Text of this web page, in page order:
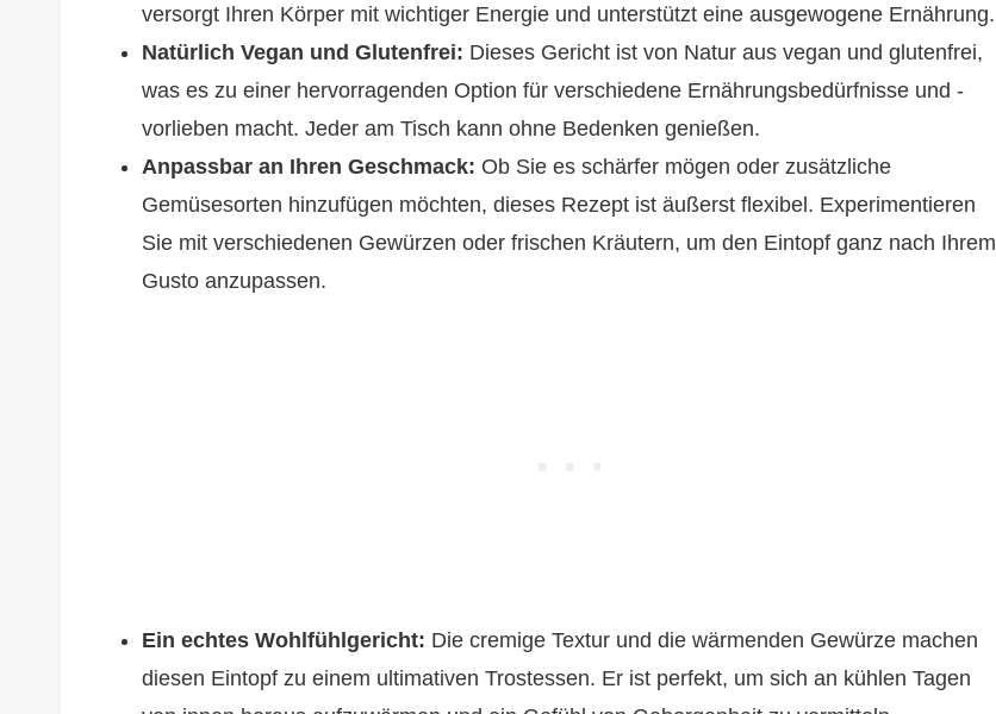
versorgt Ihren Körper mit wichtiger Energie und unterstützt eine ausgewogene Ernährung.
Natürlich Vegan und Glutenfrei: Dieses Gericht ist von Natur aus vegan und glutenfrei,
was es zu einer hervorragenden Option für verschiedene Ernährungsbedürfnisse und -
vorlieben macht. Jeder am Tisch kann ohne Bedenken genießen.
Anpassbar an Ihren Geschmack: Ob Sie es schärfer mögen oder zusätzliche
Gemüsesorten hinzufügen möchten, dieses Rezept ist äußerst flexibel. Experimentieren
Sie mit verschiedenen Gewürzen oder frischen Kräutern, um den Eintopf ganz nach Ihrem
Gusto anzupassen.
Ein echtes Wohlfühlgericht: Die cremige Textur und die wärmenden Gewürze machen
diesen Eintopf zu einem ultimativen Trostessen. Er ist perfekt, um sich an kühlen Tagen